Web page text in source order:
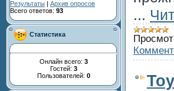
Результаты | Архив опросов
Всего ответов: 93
Статистика
Онлайн всего: 3
Гостей: 3
Пользователей: 0
...